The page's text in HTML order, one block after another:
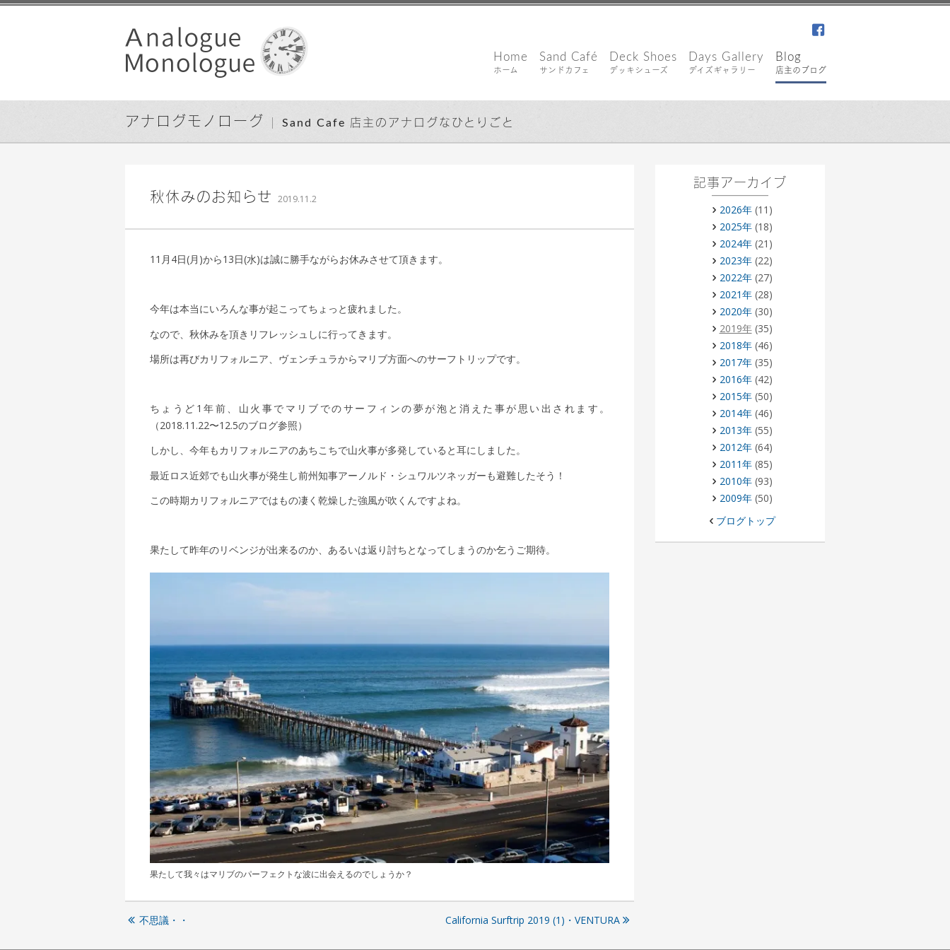
Home
ホーム
Sand Café
サンドカフェ
Deck Shoes
デッキシューズ
Days Gallery
デイズギャラリー
Blog
店主のブログ
アナログモノローグ Sand Cafe 店主のアナログなひとりごと
秋休みのお知らせ 2019.11.2
11月4日(月)から13日(水)は誠に勝手ながらお休みさせて頂きます。
今年は本当にいろんな事が起こってちょっと疲れました。
なので、秋休みを頂きリフレッシュしに行ってきます。
場所は再びカリフォルニア、ヴェンチュラからマリブ方面へのサーフトリップです。
ちょうど1年前、山火事でマリブでのサーフィンの夢が泡と消えた事が思い出されます。
（2018.11.22〜12.5のブログ参照）
しかし、今年もカリフォルニアのあちこちで山火事が多発していると耳にしました。
最近ロス近郊でも山火事が発生し前州知事アーノルド・シュワルツネッガーも避難したそう！
この時期カリフォルニアではもの凄く乾燥した強風が吹くんですよね。
果たして昨年のリベンジが出来るのか、あるいは返り討ちとなってしまうのか乞うご期待。
果たして我々はマリブのパーフェクトな波に出会えるのでしょうか？
不思議・・ California Surftrip 2019 (1)・VENTURA
記事アーカイブ
2026年(11)
2025年(18)
2024年(21)
2023年(22)
2022年(27)
2021年(28)
2020年(30)
2019年(35)
2018年(46)
2017年(35)
2016年(42)
2015年(50)
2014年(46)
2013年(55)
2012年(64)
2011年(85)
2010年(93)
2009年(50)
ブログトップ